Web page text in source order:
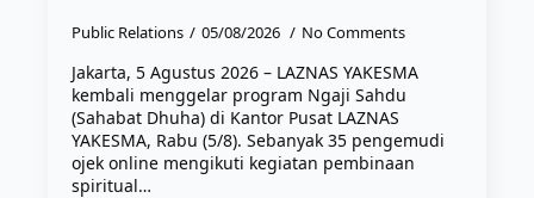
Public Relations 05/08/2026 No Comments
Jakarta, 5 Agustus 2026 – LAZNAS YAKESMA
kembali menggelar program Ngaji Sahdu
(Sahabat Dhuha) di Kantor Pusat LAZNAS
YAKESMA, Rabu (5/8). Sebanyak 35 pengemudi
ojek online mengikuti kegiatan pembinaan
spiritual…